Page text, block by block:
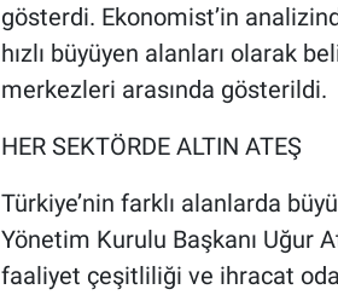
gösterdi. Ekonomist’in
hızlı büyüyen alanları olarak
merkezleri arasında gösterildi.
HER SEKTÖRDE ALTIN ATEŞ
Türkiye’nin farklı alanlarda
Yönetim Kurulu Başkanı Uğur
faaliyet çeşitliliği ve ihracat